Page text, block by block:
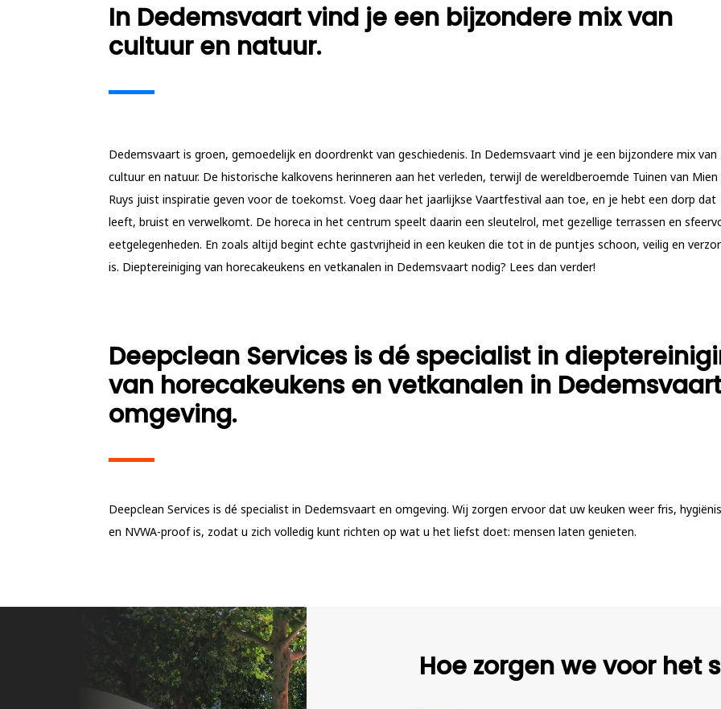
In Dedemsvaart vind je een bijzondere mix van
cultuur en natuur.
Dedemsvaart is groen, gemoedelijk en doordrenkt van geschiedenis. In Dedemsvaart vind je een bijzondere mix van
cultuur en natuur. De historische kalkovens herinneren aan het verleden, terwijl de wereldberoemde Tuinen van Mien
Ruys juist inspiratie geven voor de toekomst. Voeg daar het jaarlijkse Vaartfestival aan toe, en je hebt een dorp dat
leeft, bruist en verwelkomt. De horeca in het centrum speelt daarin een sleutelrol, met gezellige terrassen en
eetgelegenheden. En zoals altijd begint echte gastvrijheid in een keuken die tot in de puntjes schoon, veilig en
is. Dieptereiniging van horecakeukens en vetkanalen in Dedemsvaart nodig? Lees dan verder!
Deepclean Services is dé specialist in
van horecakeukens en vetkanalen in
omgeving.
Deepclean Services is dé specialist in Dedemsvaart en omgeving. Wij zorgen ervoor dat uw keuken weer fris,
en NVWA-proof is, zodat u zich volledig kunt richten op wat u het liefst doet: mensen laten genieten.
Hoe zorgen we voor het